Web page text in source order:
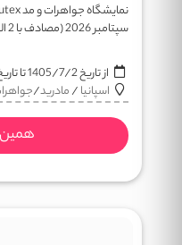
سپتامبر 2026 (مصادف با 2 الی 5 مهر ...
از تاریخ1405/7/2تا
اسپانیا/مادرید/
همین